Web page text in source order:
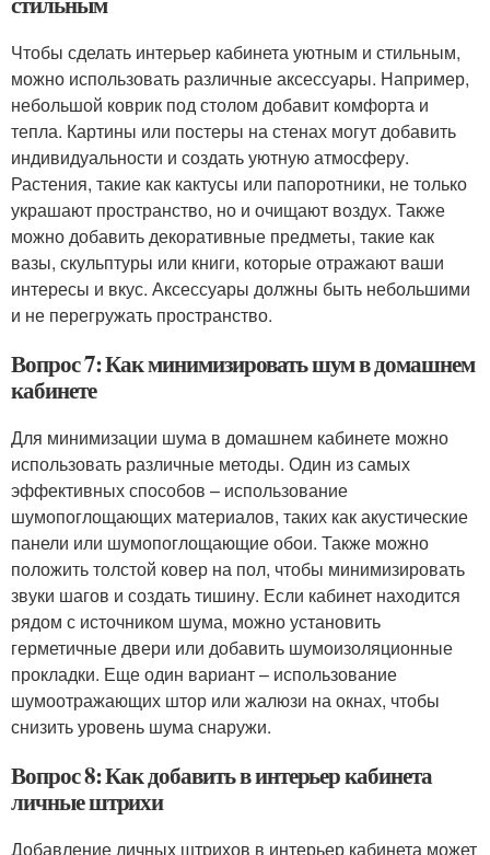
Чтобы сделать интерьер кабинета уютным и стильным,
можно использовать различные аксессуары. Например,
небольшой коврик под столом добавит комфорта и
тепла. Картины или постеры на стенах могут добавить
индивидуальности и создать уютную атмосферу.
Растения, такие как кактусы или папоротники, не только
украшают пространство, но и очищают воздух. Также
можно добавить декоративные предметы, такие как
вазы, скульптуры или книги, которые отражают ваши
интересы и вкус. Аксессуары должны быть небольшими
и не перегружать пространство.
Вопрос 7: Как минимизировать шум в домашнем
кабинете
Для минимизации шума в домашнем кабинете можно
использовать различные методы. Один из самых
эффективных способов – использование
шумопоглощающих материалов, таких как акустические
панели или шумопоглощающие обои. Также можно
положить толстой ковер на пол, чтобы минимизировать
звуки шагов и создать тишину. Если кабинет находится
рядом с источником шума, можно установить
герметичные двери или добавить шумоизоляционные
прокладки. Еще один вариант – использование
шумоотражающих штор или жалюзи на окнах, чтобы
снизить уровень шума снаружи.
Вопрос 8: Как добавить в интерьер кабинета
личные штрихи
Добавление личных штрихов в интерьер кабинета может